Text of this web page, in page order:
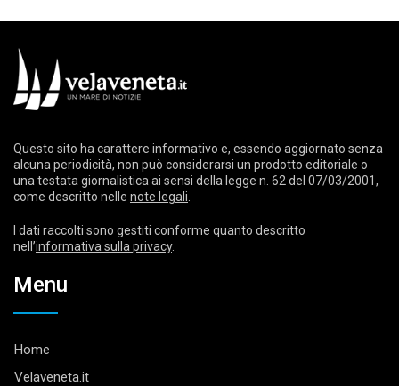
Questo sito ha carattere informativo e, essendo aggiornato senza
alcuna periodicità, non può considerarsi un prodotto editoriale o
una testata giornalistica ai sensi della legge n. 62 del 07/03/2001,
come descritto nelle note legali
I dati raccolti sono gestiti conforme quanto descritto
nell’informativa sulla privacy.
Menu
Home
Velaveneta.it